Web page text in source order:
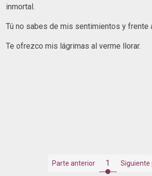
inmortal.
Tú no sabes de mis sentimientos y frente
Te ofrezco mis lágrimas al verme llorar.
Parte anterior 1 Siguiente